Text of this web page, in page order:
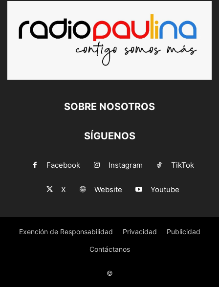
SOBRE NOSOTROS
SÍGUENOS
Facebook Instagram TikTok
X Website Youtube
Exención de Responsabilidad Privacidad Publicidad
Contáctanos
©